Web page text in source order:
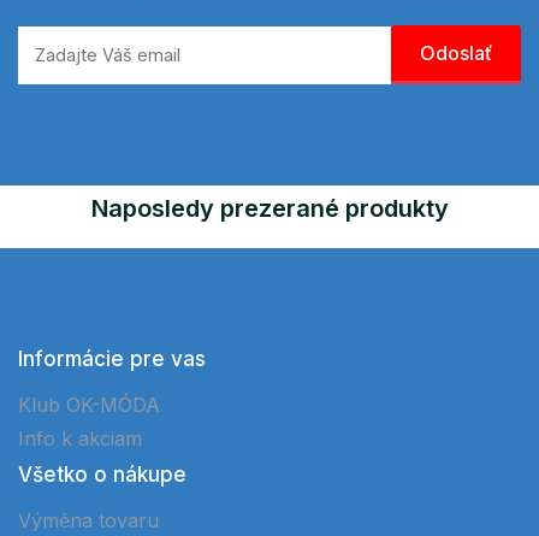
Naposledy prezerané produkty
Informácie pre vas
Klub OK-MÓDA
Info k akciam
Všetko o nákupe
Výměna tovaru